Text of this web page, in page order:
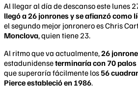
Al llegar al día de descanso este lunes
llegó a 26 jonrones y se afianzó como
el segundo mejor jonronero es Chris
Monclova, quien tiene 23.
Al ritmo que va actualmente,26
estadunidenseterminaría con 70
que superaría fácilmente los56
Pierce estableció en 1986.